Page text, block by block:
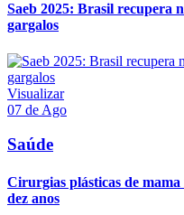
Saeb 2025: Brasil recupera
gargalos
Visualizar
07 de Ago
Saúde
Cirurgias plásticas de mama
dez anos